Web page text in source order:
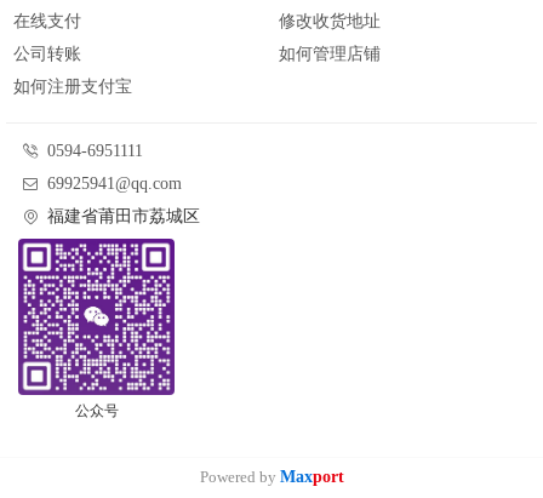
在线支付
公司转账
如何注册支付宝
修改收货地址
如何管理店铺
0594-6951111
69925941@qq.com
福建省莆田市荔城区
公众号
Powered by Maxport